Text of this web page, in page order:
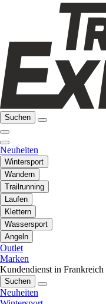
Suchen
Neuheiten
Wintersport
Wandern
Trailrunning
Laufen
Klettern
Wassersport
Angeln
Outlet
Marken
Kundendienst in Frankreich
Suchen
Neuheiten